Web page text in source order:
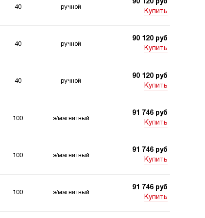
90 120 руб
Купить
40 ручной
90 120 руб
Купить
40 ручной
90 120 руб
Купить
40 ручной
91 746 руб
Купить
100 э/магнитный
91 746 руб
Купить
100 э/магнитный
91 746 руб
Купить
100 э/магнитный